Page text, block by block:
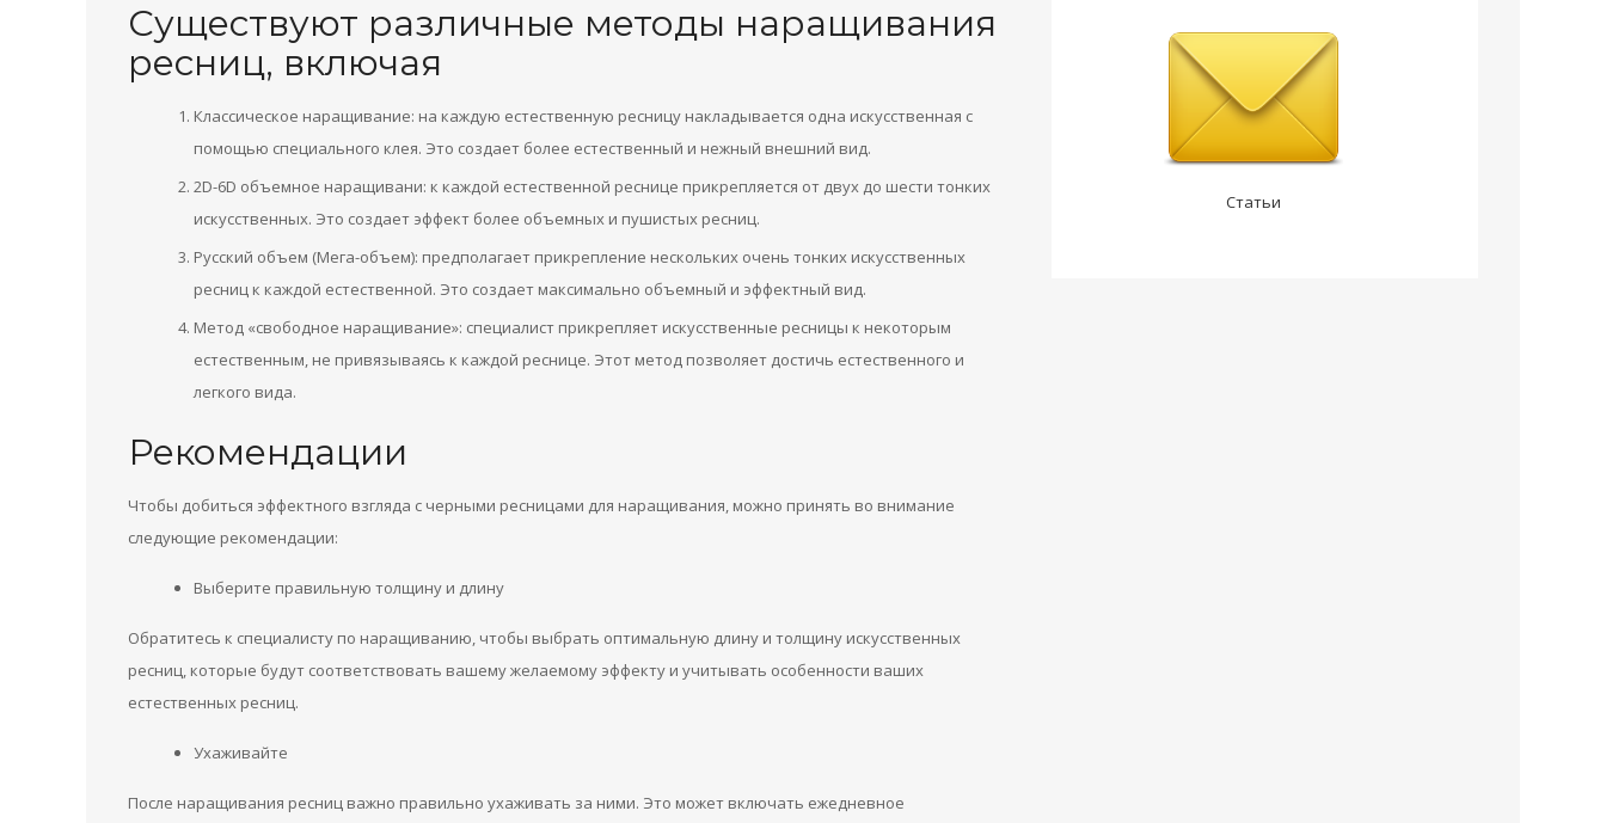
Существуют различные методы наращивания
ресниц, включая
Классическое наращивание: на каждую естественную ресницу накладывается одна искусственная с
помощью специального клея. Это создает более естественный и нежный внешний вид.
2D-6D объемное наращивани: к каждой естественной реснице прикрепляется от двух до шести тонких
искусственных. Это создает эффект более объемных и пушистых ресниц.
Русский объем (Мега-объем): предполагает прикрепление нескольких очень тонких искусственных
ресниц к каждой естественной. Это создает максимально объемный и эффектный вид.
Метод «свободное наращивание»: специалист прикрепляет искусственные ресницы к некоторым
естественным, не привязываясь к каждой реснице. Этот метод позволяет достичь естественного и
легкого вида.
Рекомендации
Чтобы добиться эффектного взгляда с черными ресницами для наращивания, можно принять во внимание
следующие рекомендации:
Выберите правильную толщину и длину
Обратитесь к специалисту по наращиванию, чтобы выбрать оптимальную длину и толщину искусственных
ресниц, которые будут соответствовать вашему желаемому эффекту и учитывать особенности ваших
естественных ресниц.
Ухаживайте
После наращивания ресниц важно правильно ухаживать за ними. Это может включать ежедневное
Статьи